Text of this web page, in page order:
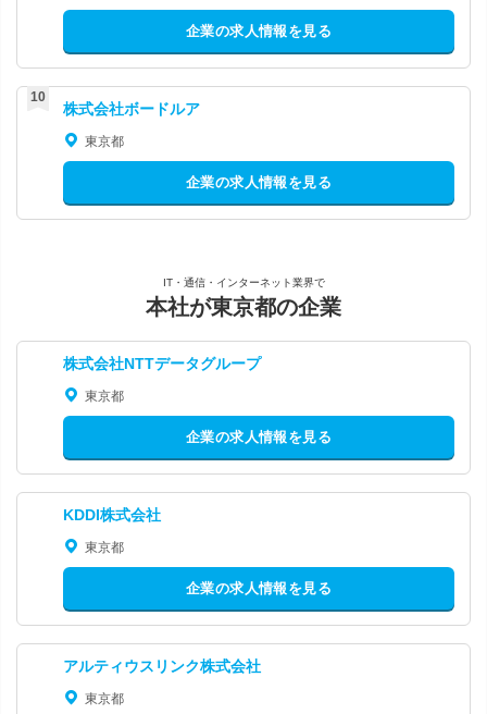
企業の求人情報を見る
株式会社ボードルア
東京都
企業の求人情報を見る
IT・通信・インターネット業界で
本社が東京都の企業
株式会社NTTデータグループ
東京都
企業の求人情報を見る
KDDI株式会社
東京都
企業の求人情報を見る
アルティウスリンク株式会社
東京都